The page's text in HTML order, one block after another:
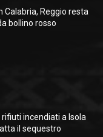
Calabria, Reggio resta
bollino rosso
rifiuti incendiati a Isola
il sequestro